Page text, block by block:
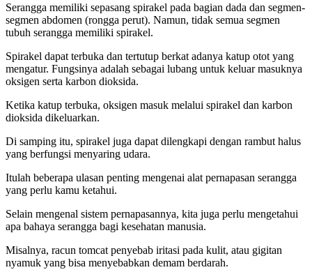
Serangga memiliki sepasang spirakel pada bagian dada dan segmen-
segmen abdomen (rongga perut). Namun, tidak semua segmen
tubuh serangga memiliki spirakel.
Spirakel dapat terbuka dan tertutup berkat adanya katup otot yang
mengatur. Fungsinya adalah sebagai lubang untuk keluar masuknya
oksigen serta karbon dioksida.
Ketika katup terbuka, oksigen masuk melalui spirakel dan karbon
dioksida dikeluarkan.
Di samping itu, spirakel juga dapat dilengkapi dengan rambut halus
yang berfungsi menyaring udara.
Itulah beberapa ulasan penting mengenai alat pernapasan serangga
yang perlu kamu ketahui.
Selain mengenal sistem pernapasannya, kita juga perlu mengetahui
apa bahaya serangga bagi kesehatan manusia.
Misalnya, racun tomcat penyebab iritasi pada kulit, atau gigitan
nyamuk yang bisa menyebabkan demam berdarah.